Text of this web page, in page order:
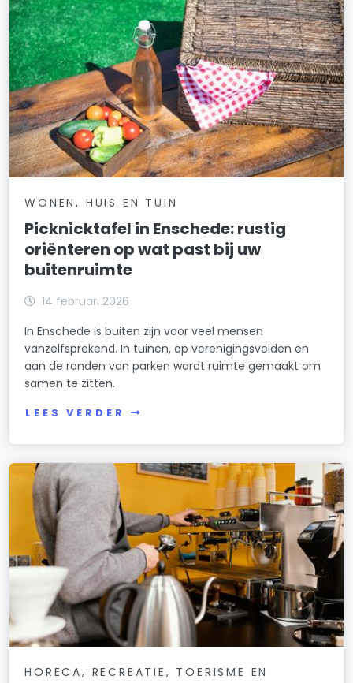
WONEN, HUIS EN TUIN
Picknicktafel in Enschede: rustig
oriënteren op wat past bij uw
buitenruimte
14 februari 2026
In Enschede is buiten zijn voor veel mensen
vanzelfsprekend. In tuinen, op verenigingsvelden en
aan de randen van parken wordt ruimte gemaakt om
samen te zitten.
LEES VERDER
HORECA, RECREATIE, TOERISME EN